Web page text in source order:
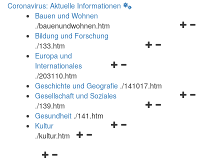
Coronavirus: Aktuelle Informationen
Bauen und Wohnen
./bauenundwohnen.htm
Navigationsmenü
Bildung und Forschung
./133.htm
Navigationsmenü
und
schließen
Europa und
Internationales
./203110.htm
Geschichte und Geografie ./141017.htm
Navigationsmenü
Gesellschaft und Soziales
./139.htm
Navigationsmenü
Gesundheit ./141.htm
Navigationsmenü
Kultur
./kultur.htm
Navigationsmenü